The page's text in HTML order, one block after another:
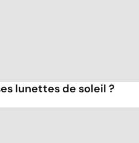
lunettes de soleil ?